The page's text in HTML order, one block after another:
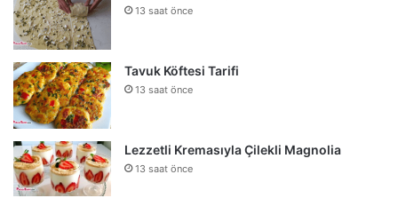
13 saat önce
Tavuk Köftesi Tarifi
13 saat önce
Lezzetli Kremasıyla Çilekli Magnolia
13 saat önce